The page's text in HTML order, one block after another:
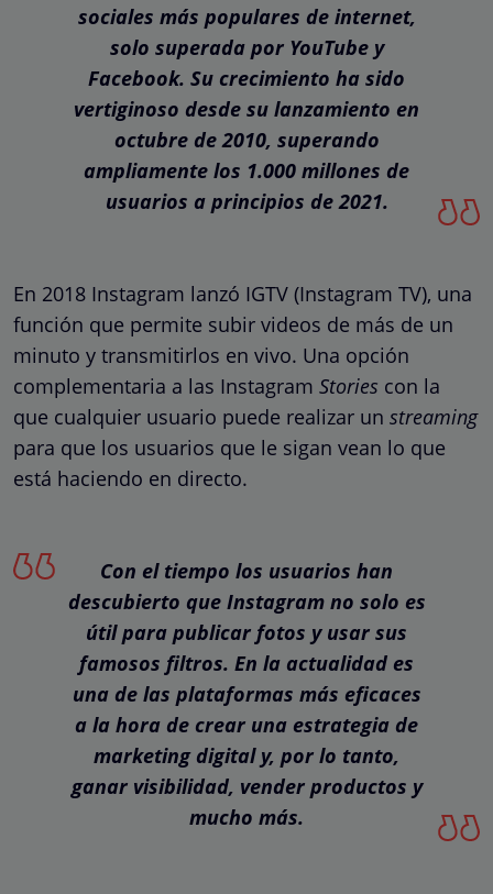
sociales más populares de internet,
solo superada por YouTube y
Facebook. Su crecimiento ha sido
vertiginoso desde su lanzamiento en
octubre de 2010, superando
ampliamente los 1.000 millones de
usuarios a principios de 2021.
En 2018 Instagram lanzó IGTV (Instagram TV), una
función que permite subir videos de más de un
minuto y transmitirlos en vivo. Una opción
complementaria a las Instagram Stories con la
que cualquier usuario puede realizar un streaming
para que los usuarios que le sigan vean lo que
está haciendo en directo.
Con el tiempo los usuarios han
descubierto que Instagram no solo es
útil para publicar fotos y usar sus
famosos filtros. En la actualidad es
una de las plataformas más eficaces
a la hora de crear una estrategia de
marketing digital y, por lo tanto,
ganar visibilidad, vender productos y
mucho más.